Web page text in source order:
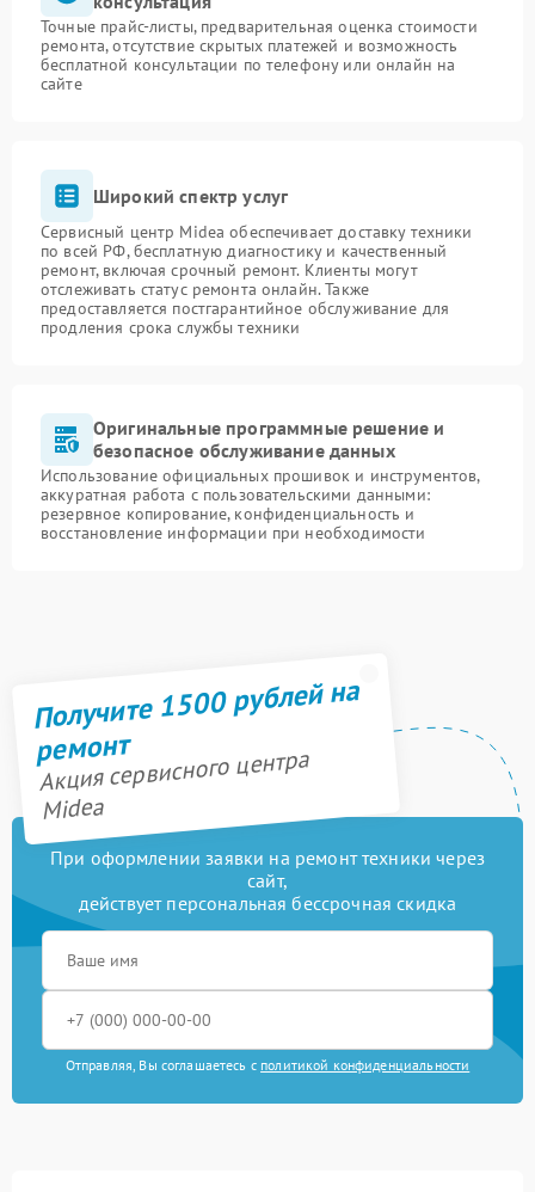
Точные прайс-листы, предварительная оценка стоимости
ремонта, отсутствие скрытых платежей и возможность
бесплатной консультации по телефону или онлайн на
сайте
Широкий спектр услуг
Сервисный центр Midea обеспечивает доставку техники
по всей РФ, бесплатную диагностику и качественный
ремонт, включая срочный ремонт. Клиенты могут
отслеживать статус ремонта онлайн. Также
предоставляется постгарантийное обслуживание для
продления срока службы техники
Оригинальные программные решение и
безопасное обслуживание данных
Использование официальных прошивок и инструментов,
аккуратная работа с пользовательскими данными:
резервное копирование, конфиденциальность и
восстановление информации при необходимости
Получите 1500 рублей на
ремонт
Акция сервисного центра
Midea
При оформлении заявки на ремонт техники через
сайт,
действует персональная бессрочная скидка
Отправляя, Вы соглашаетесь с политикой конфиденциальности